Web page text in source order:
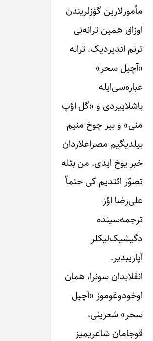
مأمورلارین گؤزلریندن
اوزاق همین ترانه‌نی
ترنم ائدیردیک. ترانه
«آچیل سحر»
عباره‌سی‌ایله
باشلاییردی و «گل اؤپ
منی» و بیر چوخ منیم
بیلدیگیم مصراعلاردان
خبر ‌یوخ ‌ایدی. من بئله
تصوّر ائتدیم کی حتماً
علی‌رضا اؤز
ترجمه‌سینده
دگیشیک‌لیکلر
آپاریبدیر.
انقلابدان سونرا، همان
اوخودوغوموز «آچیل
سحر» شعرینی،
قوجامان شاعریمیز